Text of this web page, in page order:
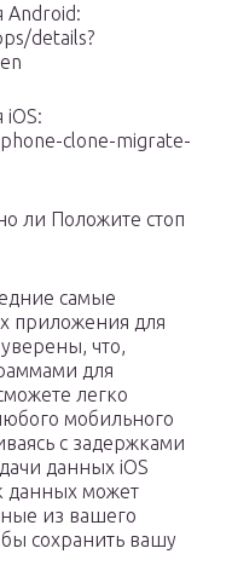
Android:
details?
iOS:
clone-migrate-
ли Положите стоп
самые
приложения для
что,
для
легко
мобильного
с задержками
данных iOS
данных может
из вашего
сохранить вашу